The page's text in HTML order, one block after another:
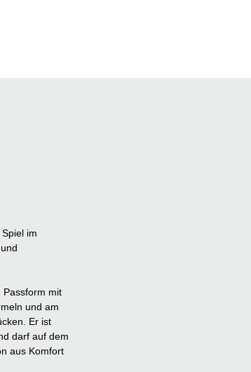
im
Passform mit
und am
Er ist
darf auf dem
aus Komfort